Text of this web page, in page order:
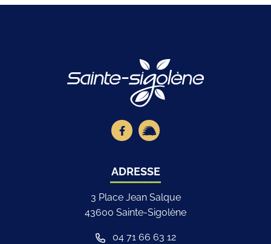
Lien vers le compte Facebook
Lien vers la page illiwap
ADRESSE
3 Place Jean Salque
43600 Sainte-Sigolène
04 71 66 63 12